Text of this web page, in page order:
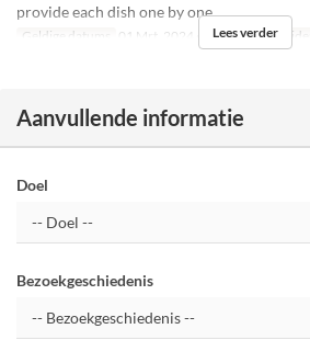
provide each dish one by one.
Geldige datums 01 Mrt, 2024 ~ 31 Okt Maaltijden
Lees verder
Aanvullende informatie
Doel
Bezoekgeschiedenis